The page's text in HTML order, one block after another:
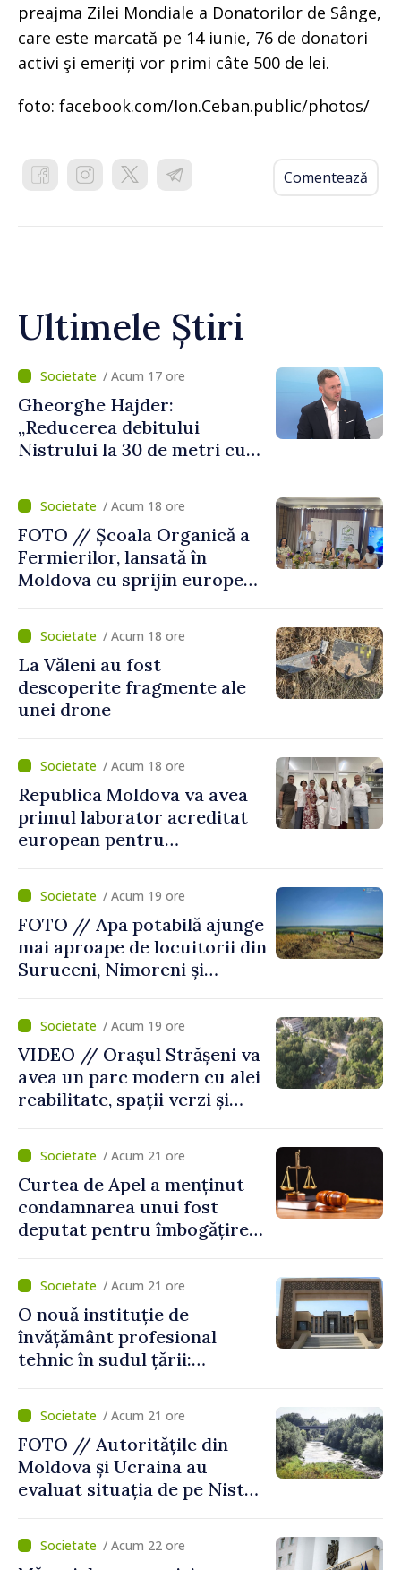
preajma Zilei Mondiale a Donatorilor de Sânge,
care este marcată pe 14 iunie, 76 de donatori
activi şi emeriți vor primi câte 500 de lei.
foto: facebook.com/Ion.Ceban.public/photos/
Comentează
Ultimele Știri
/ Acum 17 ore
Gheorghe Hajder:
„Reducerea debitului
Nistrului la 30 de metri cubi
„catastrofă naturală”
/ Acum 18 ore
FOTO // Școala Organică a
Fermierilor, lansată în
Moldova cu sprijin european
agriculturii durabile
/ Acum 18 ore
La Văleni au fost
descoperite fragmente ale
unei drone
/ Acum 18 ore
Republica Moldova va avea
primul laborator acreditat
european pentru
viței-de-vie
/ Acum 19 ore
FOTO // Apa potabilă ajunge
mai aproape de locuitorii din
Suruceni, Nimoreni și
/ Acum 19 ore
VIDEO // Oraşul Strășeni va
avea un parc modern cu alei
reabilitate, spații verzi și
/ Acum 21 ore
Curtea de Apel a menținut
condamnarea unui fost
deputat pentru îmbogățire
statului peste 2,4 milioane
de lei
/ Acum 21 ore
O nouă instituție de
învățământ profesional
tehnic în sudul țării:
înființarea Colegiului moldo-
turc la Comrat/ Acum 21 ore
FOTO // Autoritățile din
Moldova și Ucraina au
evaluat situația de pe Nistru
diminuarea riscurilor
/ Acum 22 ore